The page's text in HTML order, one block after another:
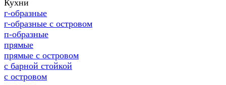
Кухни
г-образные
г-образные с островом
п-образные
прямые
прямые с островом
с барной стойкой
с островом